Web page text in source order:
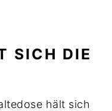
SICH DIE
hält sich